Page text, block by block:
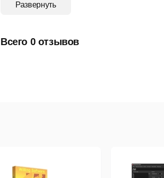
ввода-вывода на основе графического
предварительным просмотром в режиме
Эксклюзивные подключаемые модули.
Развернуть
Всего 0 отзывов